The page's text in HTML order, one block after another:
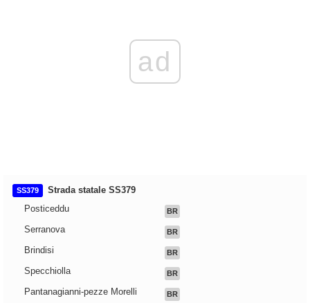
ad
SS379
Strada statale SS379
Posticeddu
BR
Serranova BR
Brindisi BR
Specchiolla BR
Pantanagianni-pezze Morelli BR